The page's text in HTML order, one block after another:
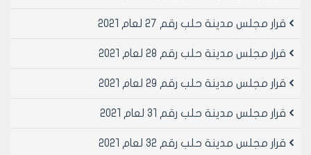
قرار مجلس مدينة حلب رقم 27 لعام 2021
قرار مجلس مدينة حلب رقم 28 لعام 2021
قرار مجلس مدينة حلب رقم 29 لعام 2021
قرار مجلس مدينة حلب رقم 31 لعام 2021
قرار مجلس مدينة حلب رقم 32 لعام 2021